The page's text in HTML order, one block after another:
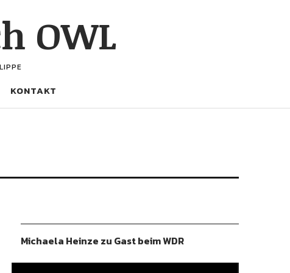
OWL
KONTAKT
Michaela Heinze zu Gast beim WDR